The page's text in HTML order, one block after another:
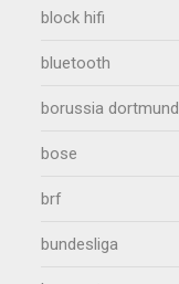
block hifi
bluetooth
borussia dortmund
bose
brf
bundesliga